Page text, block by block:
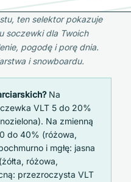
ten selektor pokazuje
soczewki dla Twoich
pogodę i porę dnia.
i snowboardu.
Na
VLT 5 do 20%
Na zmienną
do 40% (różowa,
i mgłę: jasna
różowa,
przezroczysta VLT